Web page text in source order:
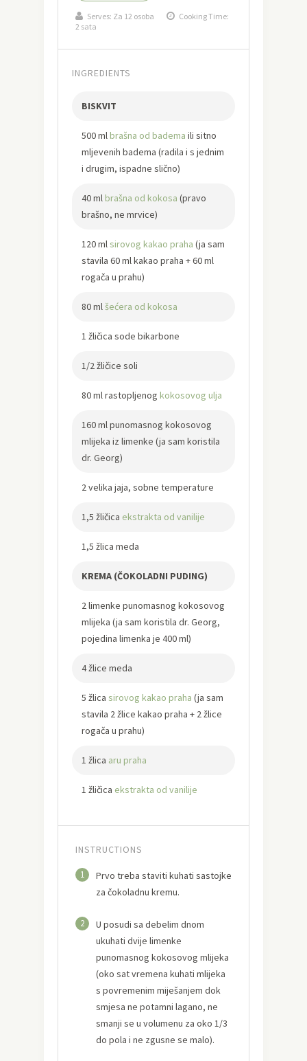
Serves: Za 12 osoba
Cooking Time:
2 sata
INGREDIENTS
BISKVIT
500 mlbrašna od badema ili sitno
mljevenih badema (radila i s jednim
i drugim, ispadne slično)
40 ml brašna od kokosa (pravo
brašno, ne mrvice)
120 mlsirovog kakao praha (ja sam
stavila 60 ml kakao praha + 60 ml
rogača u prahu)
80 mlšećera od kokosa
1 žličica sode bikarbone
1/2 žličice soli
80 ml rastopljenog kokosovog ulja
160 ml punomasnog kokosovog
mlijeka iz limenke (ja sam koristila
dr. Georg)
2 velika jaja, sobne temperature
1,5 žličica ekstrakta od vanilije
1,5 žlica meda
KREMA (ČOKOLADNI PUDING)
2 limenke punomasnog kokosovog
mlijeka (ja sam koristila dr. Georg,
pojedina limenka je 400 ml)
4 žlice meda
5 žlica sirovog kakao praha (ja sam
stavila 2 žlice kakao praha + 2 žlice
rogača u prahu)
1 žlica aru praha
1 žličica ekstrakta od vanilije
INSTRUCTIONS
1
Prvo treba staviti kuhati sastojke
za čokoladnu kremu.
2
U posudi sa debelim dnom
ukuhati dvije limenke
punomasnog kokosovog mlijeka
(oko sat vremena kuhati mlijeka
s povremenim miješanjem dok
smjesa ne potamni lagano, ne
smanji se u volumenu za oko 1/3
do pola i ne zgusne se malo).